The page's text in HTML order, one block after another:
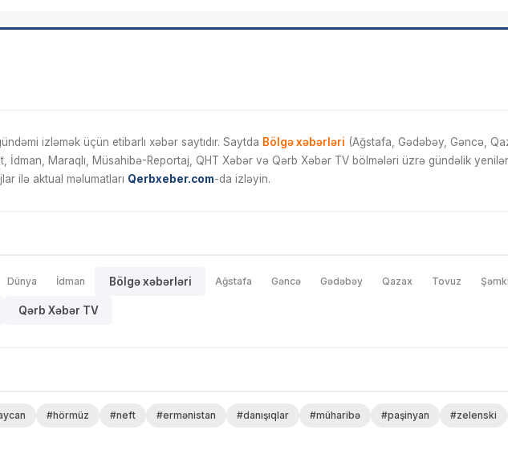
izləmək üçün etibarlı xəbər saytıdır. Saytda Bölgə xəbərləri (Ağstafa, Gədəbəy, Gəncə,
Maraqlı, Müsahibə-Reportaj, QHT Xəbər və Qərb Xəbər TV bölmələri üzrə gündəlik
ilə aktual məlumatları Qerbxeber.com-da izləyin.
Dünya İdman Bölgə xəbərləri Ağstafa Gəncə Gədəbəy Qazax Tovuz
Qərb Xəbər TV
#hörmüz #neft #ermənistan #danışıqlar #müharibə #paşinyan #zelenski